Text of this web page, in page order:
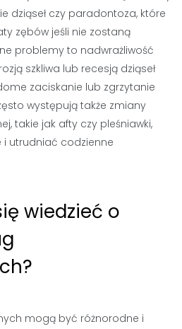
dziąseł czy paradontoza, które
zębów jeśli nie zostaną
problemy to nadwrażliwość
szkliwa lub recesją dziąseł
zaciskanie lub zgrzytanie
występują także zmiany
takie jak afty czy pleśniawki,
utrudniać codzienne
wiedzieć o
mogą być różnorodne i